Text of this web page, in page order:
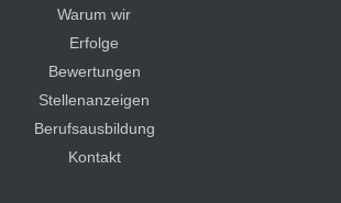
Warum wir
Erfolge
Bewertungen
Stellenanzeigen
Berufsausbildung
Kontakt